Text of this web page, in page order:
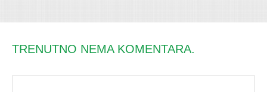
TRENUTNO NEMA KOMENTARA.